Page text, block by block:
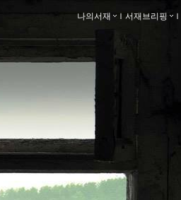
나의서재 ｌ 서재브리핑 ｌ